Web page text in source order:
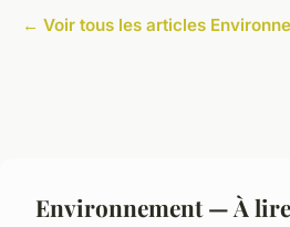
← Voir tous les articles
Environnement — À